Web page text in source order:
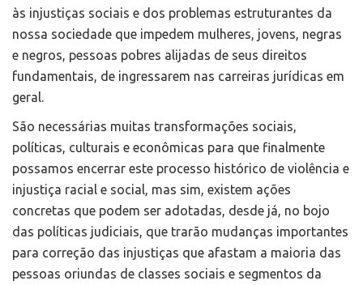
às injustiças sociais e dos problemas estruturantes da
nossa sociedade que impedem mulheres, jovens, negras
e negros, pessoas pobres alijadas de seus direitos
fundamentais, de ingressarem nas carreiras jurídicas em
geral.
São necessárias muitas transformações sociais,
políticas, culturais e econômicas para que finalmente
possamos encerrar este processo histórico de violência e
injustiça racial e social, mas sim, existem ações
concretas que podem ser adotadas, desde já, no bojo
das políticas judiciais, que trarão mudanças importantes
para correção das injustiças que afastam a maioria das
pessoas oriundas de classes sociais e segmentos da